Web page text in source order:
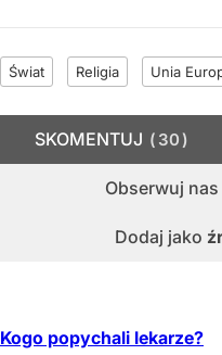
Świat Religia Unia
Obserwuj nas
Dodaj jako
SKOMENTUJ 30
Kogo popychali lekarze?